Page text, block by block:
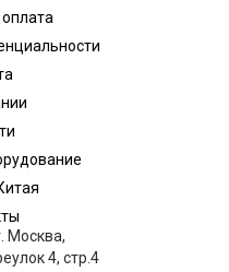
Москва,
4, стр.4